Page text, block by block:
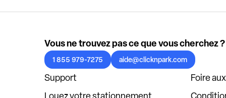
Vous ne trouvez pas ce que vous cherchez ?
1 855 979-7275 aide@clicknpark.com
Support
Foire
Louez votre stationnement